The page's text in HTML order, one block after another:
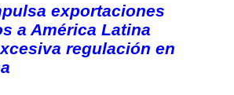
exportaciones
a América Latina
regulación en